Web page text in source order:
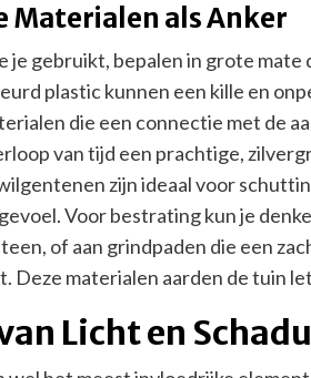
Materialen als Anker
je gebruikt, bepalen in grote
plastic kunnen een kille en
die een connectie met de
van tijd een prachtige,
zijn ideaal voor
Voor bestrating kun je
of aan grindpaden die een
Deze materialen aarden de tuin
Licht en